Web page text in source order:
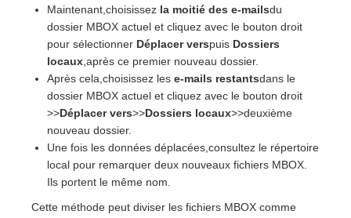
Maintenant,choisissez la moitié des e-mailsdu
dossier MBOX actuel et cliquez avec le bouton droit
pour sélectionner Déplacer verspuis Dossiers
locaux,après ce premier nouveau dossier.
Après cela,choisissez les e-mails restantsdans le
dossier MBOX actuel et cliquez avec le bouton droit
>>Déplacer vers>>Dossiers locaux>>deuxième
nouveau dossier.
Une fois les données déplacées,consultez le répertoire
local pour remarquer deux nouveaux fichiers MBOX.
Ils portent le même nom.
Cette méthode peut diviser les fichiers MBOX comme